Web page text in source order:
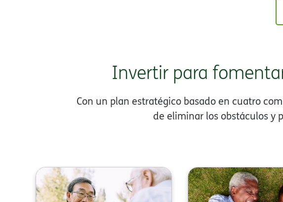
Invertir para
Con un plan estratégico basado en cuatro
de eliminar los obstáculos y